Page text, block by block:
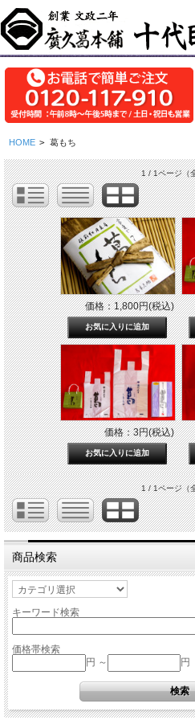
HOME > 葛もち
1 / 1ページ（
価格：1,800円(税込)
価格：3円(税込)
1 / 1ページ（
商品検索
キーワード検索
価格帯検索
円 ～
円